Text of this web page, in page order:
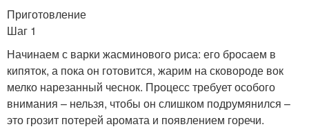
Приготовление
Шаг 1
Начинаем с варки жасминового риса: его бросаем в
кипяток, а пока он готовится, жарим на сковороде вок
мелко нарезанный чеснок. Процесс требует особого
внимания – нельзя, чтобы он слишком подрумянился –
это грозит потерей аромата и появлением горечи.